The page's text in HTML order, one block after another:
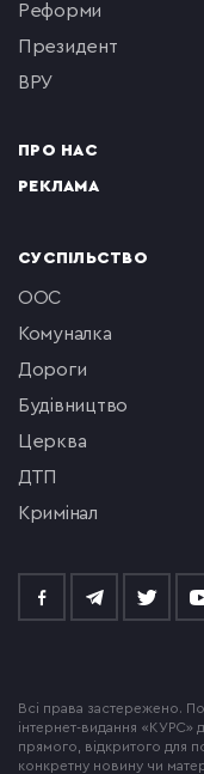
реформи
президент
ВРУ
ПРО НАС
РЕКЛАМА
СУСПІЛЬСТВО
ООС
комуналка
Дороги
будівництво
церква
ДТП
кримінал
Всі права застережено.
інтернет-видання «КУРС»
прямого, відкритого для
конкретну новину чи